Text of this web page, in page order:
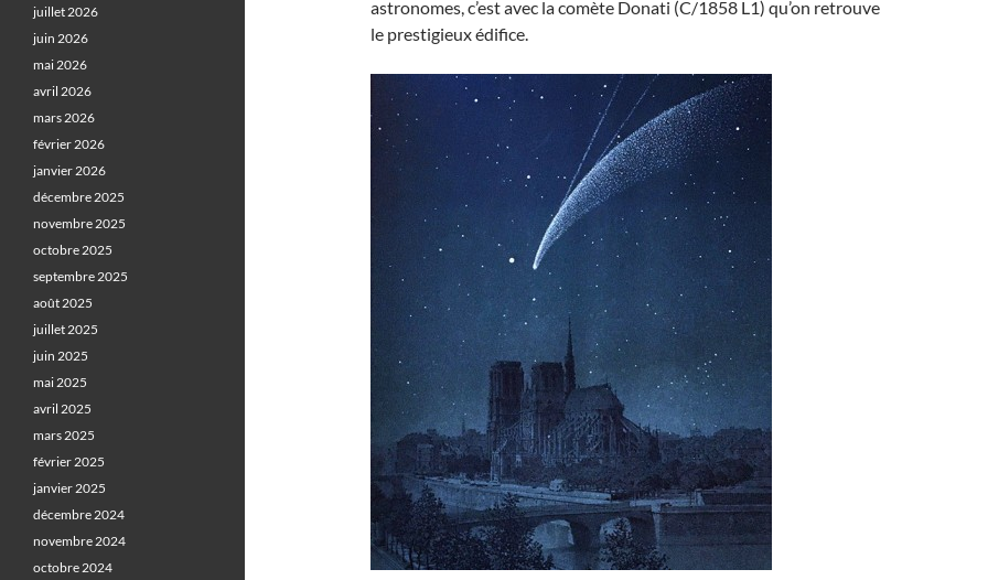
astronomes, c’est avec la comète Donati (C/1858 L1) qu’on retrouve
le prestigieux édifice.
juillet 2026
juin 2026
mai 2026
avril 2026
mars 2026
février 2026
janvier 2026
décembre 2025
novembre 2025
octobre 2025
septembre 2025
août 2025
juillet 2025
juin 2025
mai 2025
avril 2025
mars 2025
février 2025
janvier 2025
décembre 2024
novembre 2024
octobre 2024